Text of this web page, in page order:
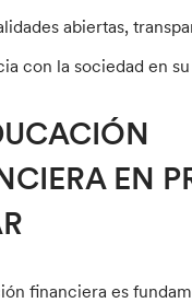
abiertas,
con la sociedad en
EN
financiera es